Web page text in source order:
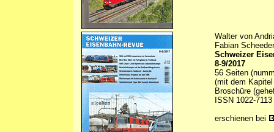
Walter von
Fabian
Schweizer
8-9/2017
56 Seiten
(mit dem
Broschüre
ISSN 1022-7113
erschienen bei